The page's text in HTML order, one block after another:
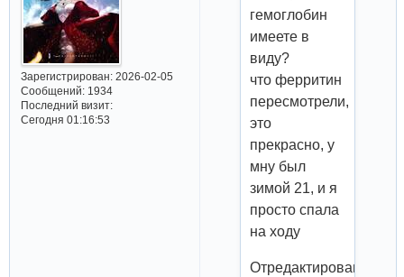
Зарегистрирован: 2026-02-05
Сообщений:1934
Последний визит:
Сегодня 01:16:53
гемоглобин
имеете в
виду?
что ферритин
пересмотрели,
это
прекрасно, у
мну был
зимой 21, и я
просто спала
на ходу
Отредактировано